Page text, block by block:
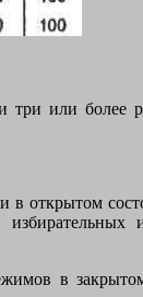
или более
открытом
в